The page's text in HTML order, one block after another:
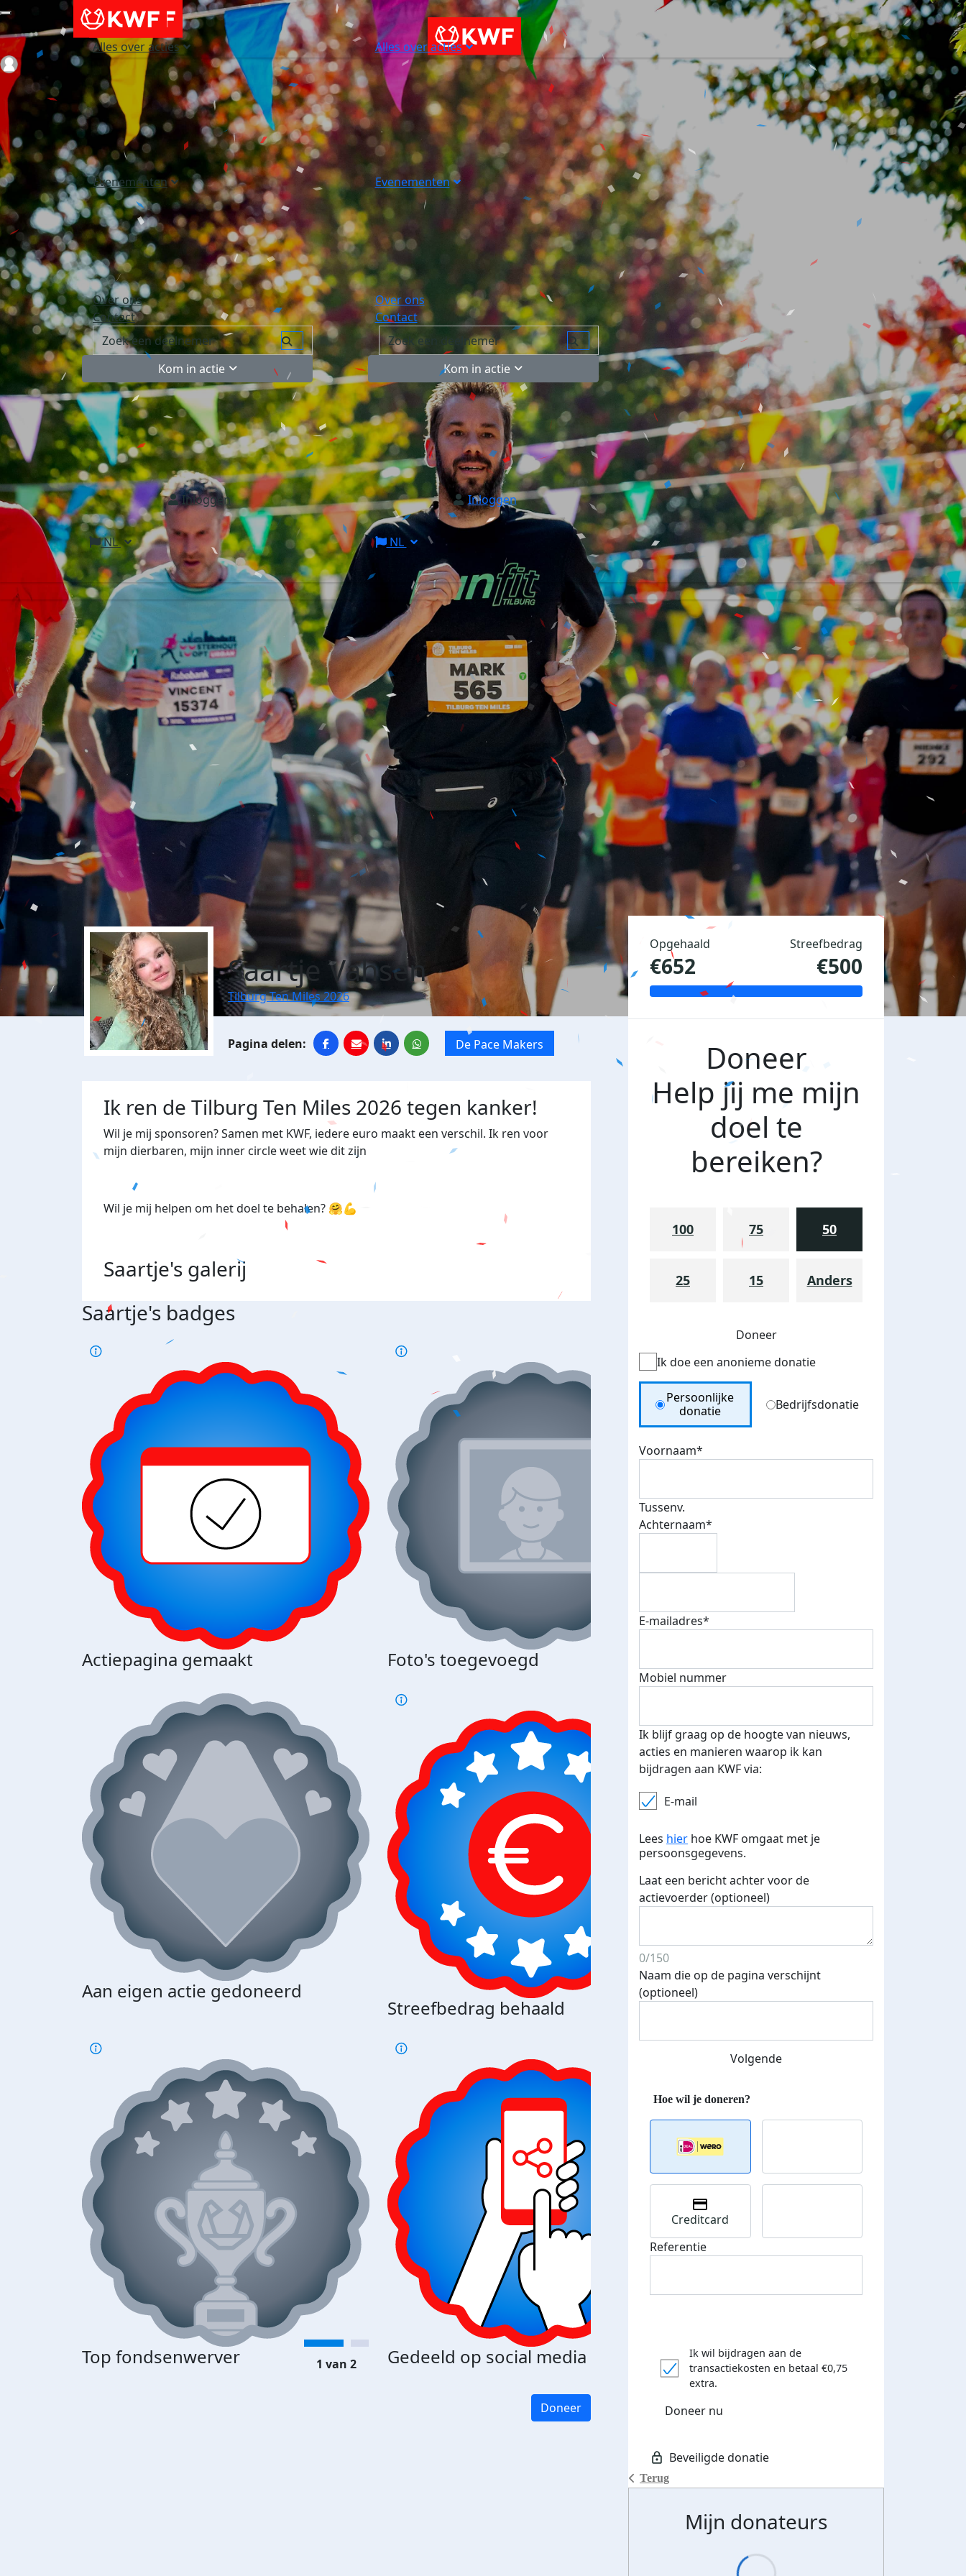
Alles over acties
Evenementen
Over ons
Contact
Kom in actie
Inloggen
NL
Alles over acties
Evenementen
Over ons
Contact
Kom in actie
Inloggen
NL
Login
Saartje Vahsen
Tilburg Ten Miles 2026
De Pace Makers
Ik ren de Tilburg Ten Miles 2026 tegen kanker!
Wil je mij sponsoren? Samen met KWF, iedere euro maakt een verschil. Ik ren voor
mijn dierbaren, mijn inner circle weet wie dit zijn
Wil je mij helpen om het doel te behalen? 🤗💪
Saartje's galerij
Saartje's badges
Actiepagina gemaakt Foto's toegevoegd
Aan eigen actie gedoneerd
Streefbedrag behaald Streefbedrag verhoogd
Top fondsenwerver Gedeeld op social media Donateurs bedankt
je je speciale KWF t-shirt!
1 van 2
Doneer
Opgehaald
€652
Streefbedrag
€500
Doneer
Help jij me mijn
doel te
bereiken?
100 75 50
25 15 Anders
Doneer
Ik doe een anonieme donatie
Donation Type
Persoonlijke
donatie
Bedrijfsdonatie
Voornaam*
Tussenv.
Achternaam*
E-mailadres*
Mobiel nummer
Ik blijf graag op de hoogte van nieuws,
acties en manieren waarop ik kan
bijdragen aan KWF via:
E-mail
Lees hier hoe KWF omgaat met je
persoonsgegevens.
Laat een bericht achter voor de
actievoerder (optioneel)
0/150
Naam die op de pagina verschijnt
(optioneel)
Volgende
Terug
Creditcard
Referentie
Ik wil bijdragen aan de
transactiekosten en betaal €0,75
extra.
Doneer nu
Mijn donateurs